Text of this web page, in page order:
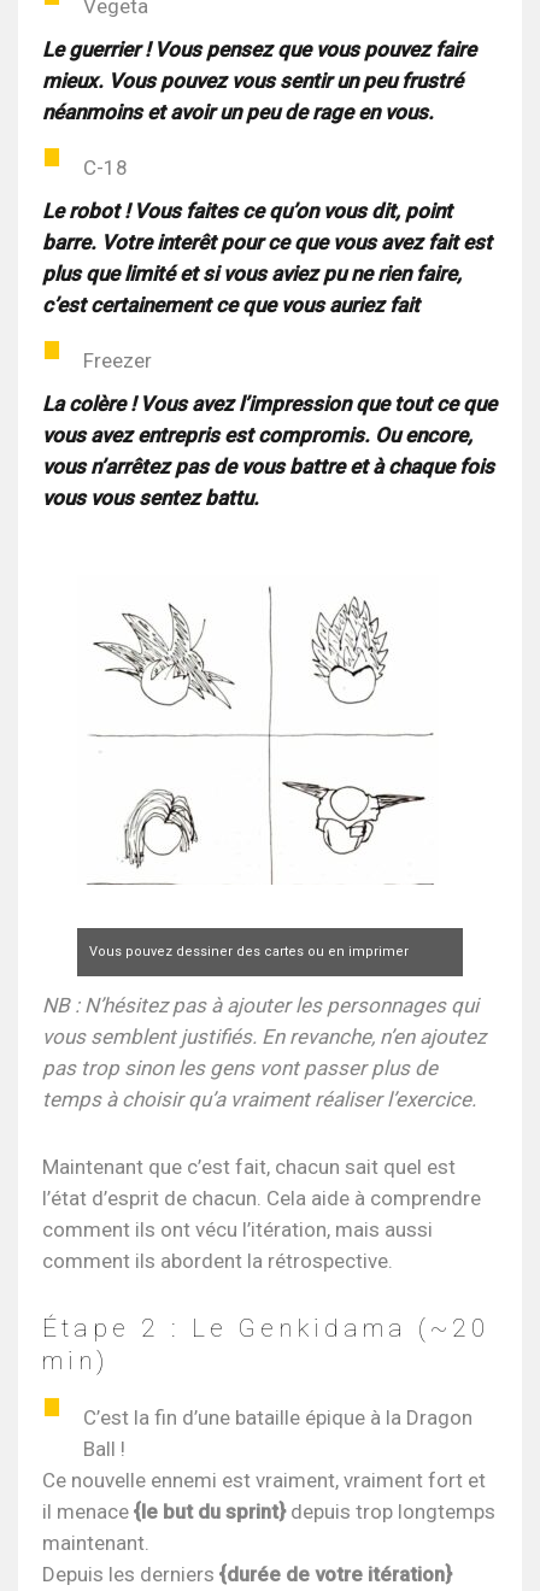
Vegeta
Le guerrier ! Vous pensez que vous pouvez faire
mieux. Vous pouvez vous sentir un peu frustré
néanmoins et avoir un peu de rage en vous.
C-18
Le robot ! Vous faites ce qu’on vous dit, point
barre. Votre interêt pour ce que vous avez fait est
plus que limité et si vous aviez pu ne rien faire,
c’est certainement ce que vous auriez fait
Freezer
La colère ! Vous avez l’impression que tout ce que
vous avez entrepris est compromis. Ou encore,
vous n’arrêtez pas de vous battre et à chaque fois
vous vous sentez battu.
Vous pouvez dessiner des cartes ou en imprimer
NB : N’hésitez pas à ajouter les personnages qui
vous semblent justifiés. En revanche, n’en ajoutez
pas trop sinon les gens vont passer plus de
temps à choisir qu’a vraiment réaliser l’exercice.
Maintenant que c’est fait, chacun sait quel est
l’état d’esprit de chacun. Cela aide à comprendre
comment ils ont vécu l’itération, mais aussi
comment ils abordent la rétrospective.
Étape 2 : Le Genkidama (~20
min)
C’est la fin d’une bataille épique à la Dragon
Ball !
Ce nouvelle ennemi est vraiment, vraiment fort et
il menace {le but du sprint}depuis trop longtemps
maintenant.
Depuis les derniers {durée de votre itération}